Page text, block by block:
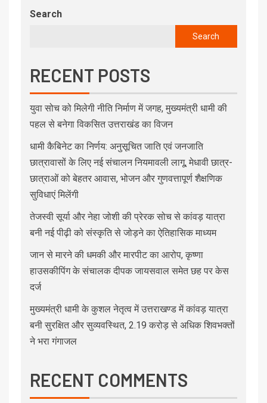
Search
Search
RECENT POSTS
युवा सोच को मिलेगी नीति निर्माण में जगह, मुख्यमंत्री धामी की
पहल से बनेगा विकसित उत्तराखंड का विजन
धामी कैबिनेट का निर्णय: अनुसूचित जाति एवं जनजाति
छात्रावासों के लिए नई संचालन नियमावली लागू, मेधावी छात्र-
छात्राओं को बेहतर आवास, भोजन और गुणवत्तापूर्ण शैक्षणिक
सुविधाएं मिलेंगी
तेजस्वी सूर्या और नेहा जोशी की प्रेरक सोच से कांवड़ यात्रा
बनी नई पीढ़ी को संस्कृति से जोड़ने का ऐतिहासिक माध्यम
जान से मारने की धमकी और मारपीट का आरोप, कृष्णा
हाउसकीपिंग के संचालक दीपक जायसवाल समेत छह पर केस
दर्ज
मुख्यमंत्री धामी के कुशल नेतृत्व में उत्तराखण्ड में कांवड़ यात्रा
बनी सुरक्षित और सुव्यवस्थित, 2.19 करोड़ से अधिक शिवभक्तों
ने भरा गंगाजल
RECENT COMMENTS